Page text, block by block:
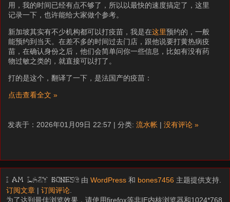
用，我的时间已经有点不够了，所以以最快的速度搞定了，这里
记录一下，也许能给大家做个参考。
新加坡其实有不少机构都可以打疫苗，我是在这里预约的，一般
能预约到当天。在差不多的时间过去门店，跟他说要打黄热病疫
苗，在确认身份之后，他们会简单问你一些信息，比如有没有药
物过敏之类的，就直接可以打了。
打的是这个，翻译了一下，是法国产的疫苗：
点击查看全文 »
发表于：2026年01月09日 22:57 | 分类: 流水帐 | 没有评论 »
I am LAZY bones? 由WordPress 和 bones7456 主题提供支持.
订阅文章 |订阅评论
为了达到最佳浏览效果，请使用firefox等非IE内核浏览器和1024*768